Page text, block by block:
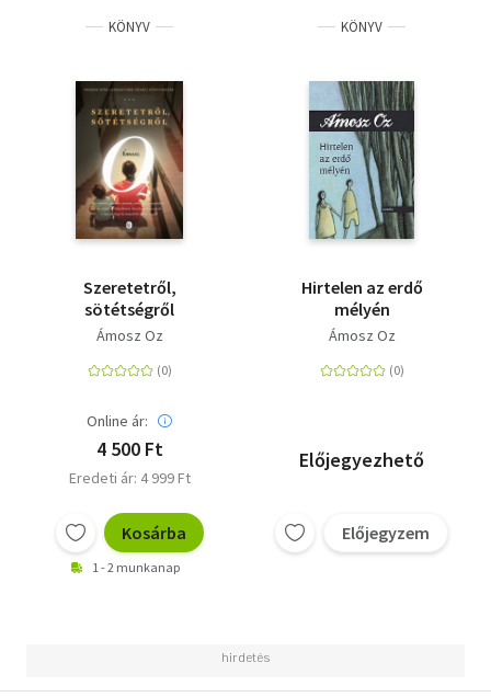
KÖNYV
Szeretetről,
sötétségről
Ámosz Oz
Online ár:
4 500 Ft
Eredeti ár: 4 999 Ft
Kosárba
1 - 2 munkanap
KÖNYV
Hirtelen az erdő
mélyén
Ámosz Oz
Előjegyezhető
Előjegyzem